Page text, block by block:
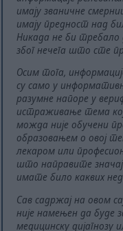
имају званичне
имају предност над
Никада не би
због нечега што сте
Осим тога,
су само у
разумне напоре у
истраживање тема
можда није обучени
образовањем о овој
лекаром или
што направите
имате било каквих
Сав садржај на овом
није намењен да буде
медицинску дијагнозу